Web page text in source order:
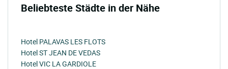
Beliebteste Städte in der Nähe
Hotel PALAVAS LES FLOTS
Hotel ST JEAN DE VEDAS
Hotel VIC LA GARDIOLE